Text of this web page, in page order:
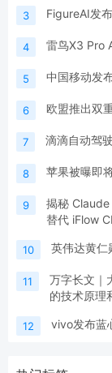
3 FigureAI发
4 雷鸟X3 Pro
5 中国移动发
6 欧盟推出双
7 滴滴自动驾
8 苹果被曝即
9
揭秘
替代 iFlow
10 英伟达黄仁
11
万字长文｜
的技术原理
12 vivo发布蓝